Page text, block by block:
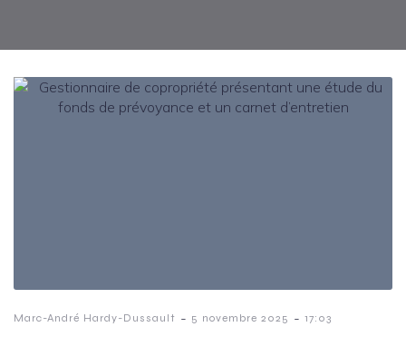
Marc-André Hardy-Dussault - 5 novembre 2025 - 17:03